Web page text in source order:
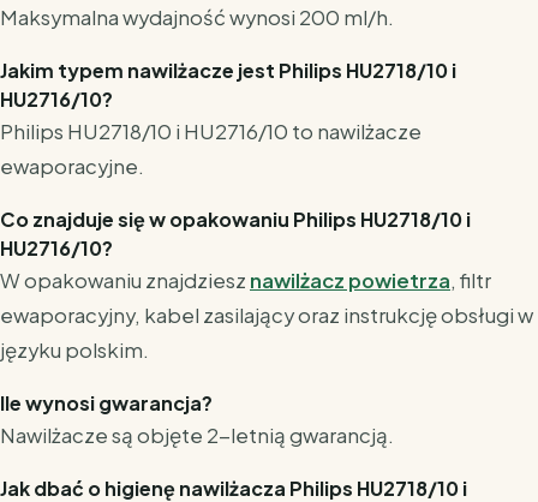
Maksymalna wydajność wynosi 200 ml/h.
Jakim typem nawilżacze jest Philips HU2718/10 i
HU2716/10?
Philips HU2718/10 i HU2716/10 to nawilżacze
ewaporacyjne.
Co znajduje się w opakowaniu Philips HU2718/10 i
HU2716/10?
W opakowaniu znajdziesz nawilżacz powietrza, filtr
ewaporacyjny, kabel zasilający oraz instrukcję obsługi w
języku polskim.
Ile wynosi gwarancja?
Nawilżacze są objęte 2-letnią gwarancją.
Jak dbać o higienę nawilżacza Philips HU2718/10 i